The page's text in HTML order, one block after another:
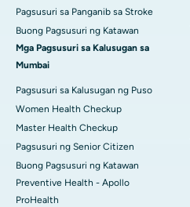
Pagsusuri sa Panganib sa Stroke
Buong Pagsusuri ng Katawan
Mga Pagsusuri sa Kalusugan sa
Mumbai
Pagsusuri sa Kalusugan ng Puso
Women Health Checkup
Master Health Checkup
Pagsusuri ng Senior Citizen
Buong Pagsusuri ng Katawan
Preventive Health - Apollo
ProHealth